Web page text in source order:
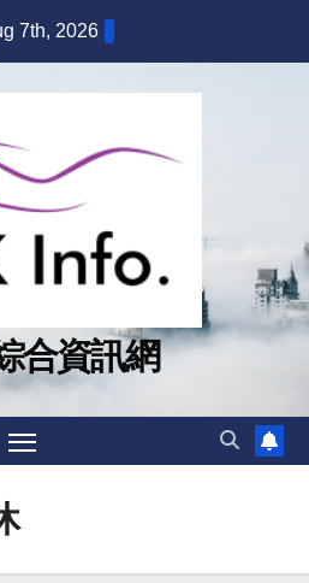
7th, 2026
合資訊網